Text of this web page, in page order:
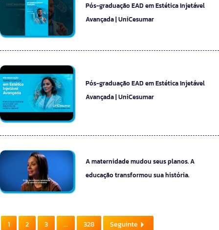
Pós-graduação EAD em Estética Injetável
Avançada | UniCesumar
Pós-graduação EAD em Estética Injetável
Avançada | UniCesumar
A maternidade mudou seus planos. A
educação transformou sua história.
1 2 3 ... 328 Seguinte